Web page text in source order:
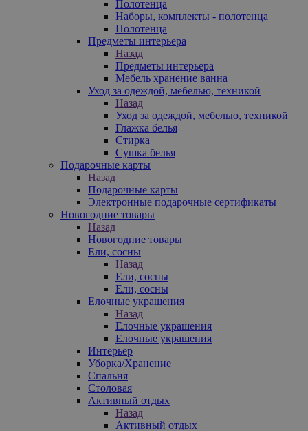
Полотенца
Наборы, комплекты - полотенца
Полотенца
Предметы интерьера
Назад
Предметы интерьера
Мебель хранение ванна
Уход за одеждой, мебелью, техникой
Назад
Уход за одеждой, мебелью, техникой
Глажка белья
Стирка
Сушка белья
Подарочные карты
Назад
Подарочные карты
Электронные подарочные сертификаты
Новогодние товары
Назад
Новогодние товары
Ели, сосны
Назад
Ели, сосны
Ели, сосны
Елочные украшения
Назад
Елочные украшения
Елочные украшения
Интерьер
Уборка/Хранение
Спальня
Столовая
Активный отдых
Назад
Активный отдых